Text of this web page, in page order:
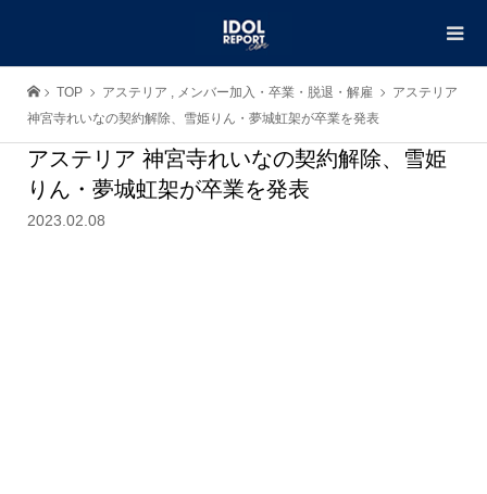
TOP アステリア , メンバー加入・卒業・脱退・解雇
アステリア
神宮寺れいなの契約解除、雪姫りん・夢城虹架が卒業を発表
アステリア 神宮寺れいなの契約解除、雪姫
りん・夢城虹架が卒業を発表
2023.02.08